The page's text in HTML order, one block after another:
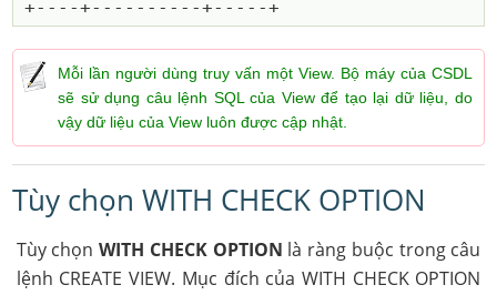
Mỗi lần người dùng truy vấn một View. Bộ máy của CSDL
sẽ sử dụng câu lệnh SQL của View để tạo lại dữ liệu, do
vậy dữ liệu của View luôn được cập nhật.
Tùy chọn WITH CHECK OPTION
Tùy chọnWITH CHECK OPTION là ràng buộc trong câu
lệnh CREATE VIEW. Mục đích của WITH CHECK OPTION